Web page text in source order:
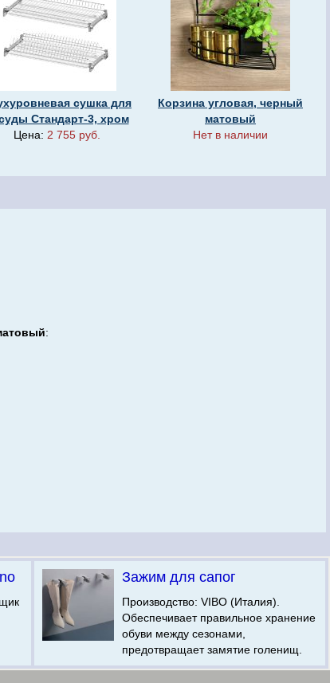
сушка для
Стандарт-3, хром
Цена: 2 755 руб.
Корзина угловая, черный
матовый
Нет в наличии
:
Зажим для сапог
Производство: VIBO (Италия).
Обеспечивает правильное хранение
обуви между сезонами,
предотвращает замятие голенищ.